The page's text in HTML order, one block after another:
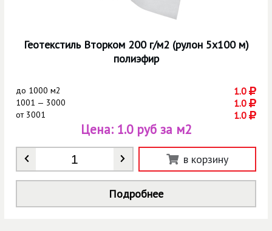
Геотекстиль Вторком 200 г/м2 (рулон 5х100 м)
полиэфир
до 1000 м2 1.0
1001 — 3000 1.0
от3001 1.0
Количество
Цена: 1.0 руб за м2
в корзину
Подробнее